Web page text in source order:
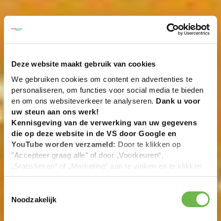
Deze website maakt gebruik van cookies
We gebruiken cookies om content en advertenties te
personaliseren, om functies voor social media te bieden
en om ons websiteverkeer te analyseren. Dank u voor
uw steun aan ons werk!
Kennisgeving van de verwerking van uw gegevens
die op deze website in de VS door Google en
YouTube worden verzameld: Door te klikken op
"Accepteer graag alle" of door „Voorkeuren“,
„Statistieken“ of „Marketing“ aan te vinken en te klikken
op "Selectie handmatig instellen", stemt u er ook mee in
overeenstemming met Art. 49 (1) zin 1 lit. a DSGVO. De
VS zijn door het Europees Hof van Justitie beoordeeld
Noodzakelijk